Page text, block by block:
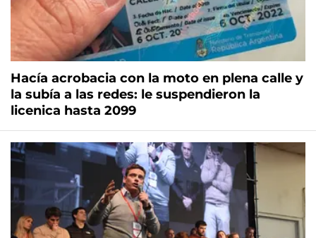
Hacía acrobacia con la moto en plena calle y
la subía a las redes: le suspendieron la
licenica hasta 2099